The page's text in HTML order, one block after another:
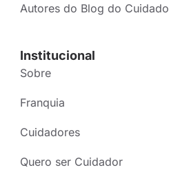
Autores do Blog do Cuidado
Institucional
Sobre
Franquia
Cuidadores
Quero ser Cuidador